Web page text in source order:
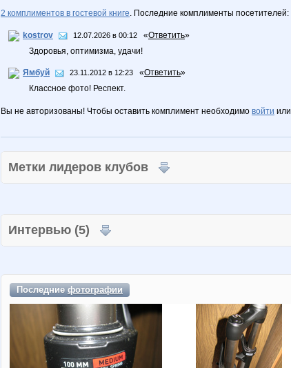
2 комплиментов в гостевой книге. Последние комплименты посетителей:
kostrov 12.07.2026 в 00:12 «Ответить»
Здоровья, оптимизма, удачи!
Ямбуй 23.11.2012 в 12:23 «Ответить»
Классное фото! Респект.
Вы не авторизованы! Чтобы оставить комплимент необходимо войти или
Метки лидеров клубов
Интервью (5)
Последниефотографии